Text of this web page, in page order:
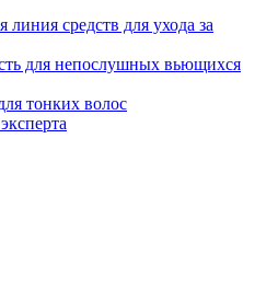
средств для ухода за
для непослушных вьющихся
тонких волос